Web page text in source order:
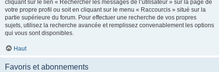
cliquant sur le lien « Rechercher les messages de l’utilisateur » sur la page de
votre propre profil ou soit en cliquant sur le menu « Raccourcis » situé sur la
partie supérieure du forum. Pour effectuer une recherche de vos propres
sujets, utilisez la recherche avancée et remplissez convenablement les options
qui vous sont disponibles.
Haut
Favoris et abonnements